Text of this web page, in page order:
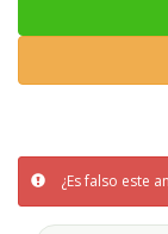
¿Es falso este